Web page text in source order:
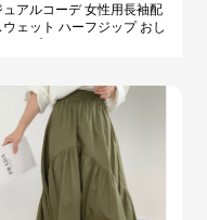
ュアルコーデ 女性用長袖配
ウェット ハーフジップ おし
トップス